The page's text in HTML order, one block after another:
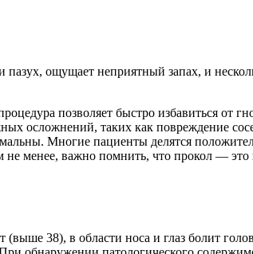
пазух, ощущает неприятный запах, и
позволяет быстро избавиться от
осложнений, таких как повреждение
Многие пациенты делятся
менее, важно помнить, что прокол — это
(выше 38), в области носа и глаз болит